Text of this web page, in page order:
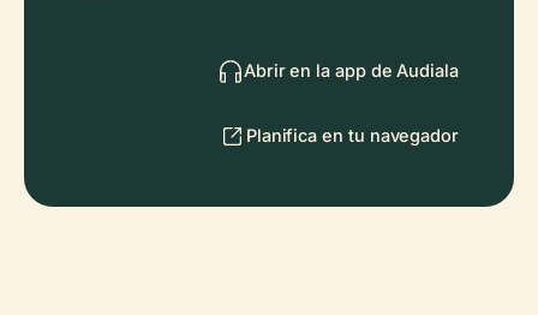
Abrir en la app de Audiala
Planifica en tu navegador